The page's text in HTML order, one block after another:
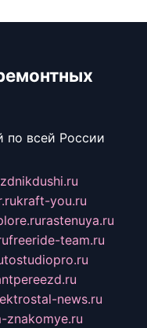
по всей России
kraft-you.ru
rastenuya.ru
freeride-team.ru
news.ru
znakomye.ru